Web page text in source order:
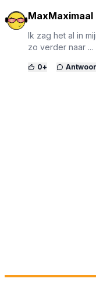
MaxMaximaal
Ik zag het al in
zo verder naar ...
0+